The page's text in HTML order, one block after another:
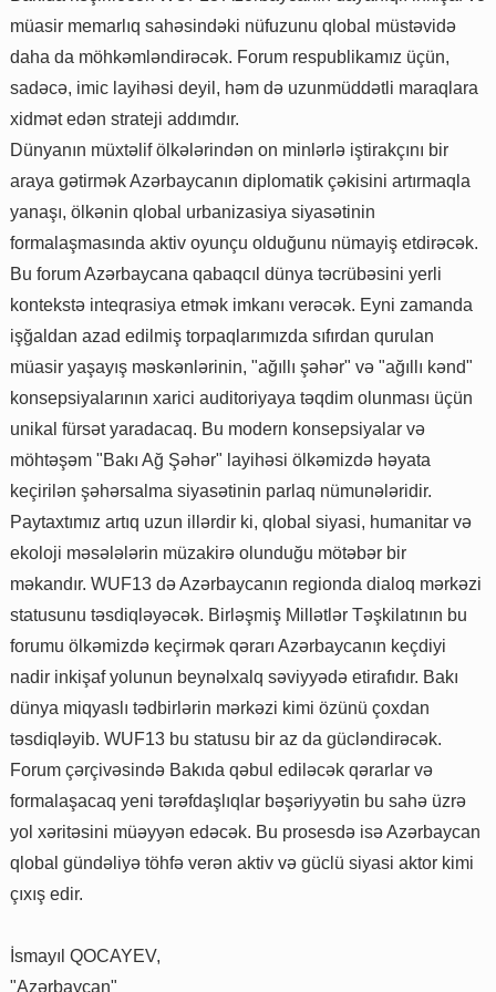
müasir memarlıq sahəsindəki nüfuzunu qlobal müstəvidə
daha da möhkəmləndirəcək. Forum respublikamız üçün,
sadəcə, imic layihəsi deyil, həm də uzunmüddətli maraqlara
xidmət edən strateji addımdır.
Dünyanın müxtəlif ölkələrindən on minlərlə iştirakçını bir
araya gətirmək Azərbaycanın diplomatik çəkisini artırmaqla
yanaşı, ölkənin qlobal urbanizasiya siyasətinin
formalaşmasında aktiv oyunçu olduğunu nümayiş etdirəcək.
Bu forum Azərbaycana qabaqcıl dünya təcrübəsini yerli
kontekstə inteqrasiya etmək imkanı verəcək. Eyni zamanda
işğaldan azad edilmiş torpaqlarımızda sıfırdan qurulan
müasir yaşayış məskənlərinin, "ağıllı şəhər" və "ağıllı kənd"
konsepsiyalarının xarici auditoriyaya təqdim olunması üçün
unikal fürsət yaradacaq. Bu modern konsepsiyalar və
möhtəşəm "Bakı Ağ Şəhər" layihəsi ölkəmizdə həyata
keçirilən şəhərsalma siyasətinin parlaq nümunələridir.
Paytaxtımız artıq uzun illərdir ki, qlobal siyasi, humanitar və
ekoloji məsələlərin müzakirə olunduğu mötəbər bir
məkandır. WUF13 də Azərbaycanın regionda dialoq mərkəzi
statusunu təsdiqləyəcək. Birləşmiş Millətlər Təşkilatının bu
forumu ölkəmizdə keçirmək qərarı Azərbaycanın keçdiyi
nadir inkişaf yolunun beynəlxalq səviyyədə etirafıdır. Bakı
dünya miqyaslı tədbirlərin mərkəzi kimi özünü çoxdan
təsdiqləyib. WUF13 bu statusu bir az da gücləndirəcək.
Forum çərçivəsində Bakıda qəbul ediləcək qərarlar və
formalaşacaq yeni tərəfdaşlıqlar bəşəriyyətin bu sahə üzrə
yol xəritəsini müəyyən edəcək. Bu prosesdə isə Azərbaycan
qlobal gündəliyə töhfə verən aktiv və güclü siyasi aktor kimi
çıxış edir.
İsmayıl QOCAYEV,
"Azərbaycan"